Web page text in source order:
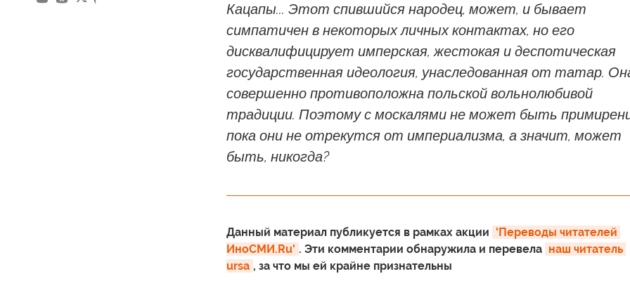
Кацапы... Этот спившийся народец, может, и бывает
симпатичен в некоторых личных контактах, но его
дисквалифицирует имперская, жестокая и деспотическая
государственная идеология, унаследованная от татар.
совершенно противоположна польской вольнолюбивой
традиции. Поэтому с москалями не может быть
пока они не отрекутся от империализма, а значит, может
быть, никогда?
Данный материал публикуется в рамках акции 'Переводы читателей
ИноСМИ.Ru' . Эти комментарии обнаружила и перевела наш читатель
ursa , за что мы ей крайне признательны